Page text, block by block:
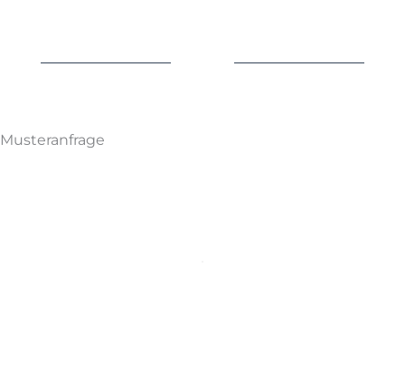
Musteranfrage